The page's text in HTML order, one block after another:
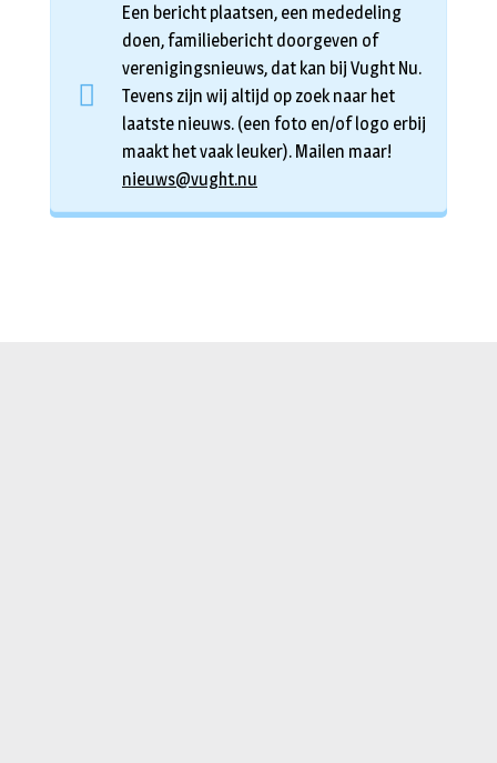
Een bericht plaatsen, een mededeling
doen, familiebericht doorgeven of
verenigingsnieuws, dat kan bij Vught Nu.
Tevens zijn wij altijd op zoek naar het
laatste nieuws. (een foto en/of logo erbij
maakt het vaak leuker). Mailen maar!
nieuws@vught.nu